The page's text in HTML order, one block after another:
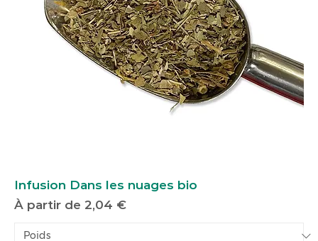
Infusion Dans les nuages bio
À partir de 2,04 €
Prix promotionnel